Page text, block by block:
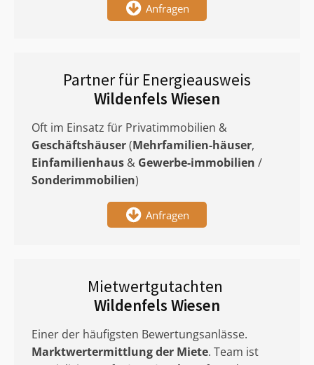
Anfragen
Partner für Energieausweis
Wildenfels Wiesen
Oft im Einsatz für Privatimmobilien &
Geschäftshäuser(Mehrfamilien-häuser,
Einfamilienhaus & Gewerbe-immobilien /
Sonderimmobilien)
Anfragen
Mietwertgutachten
Wildenfels Wiesen
Einer der häufigsten Bewertungsanlässe.
Marktwertermittlungder Miete. Team ist